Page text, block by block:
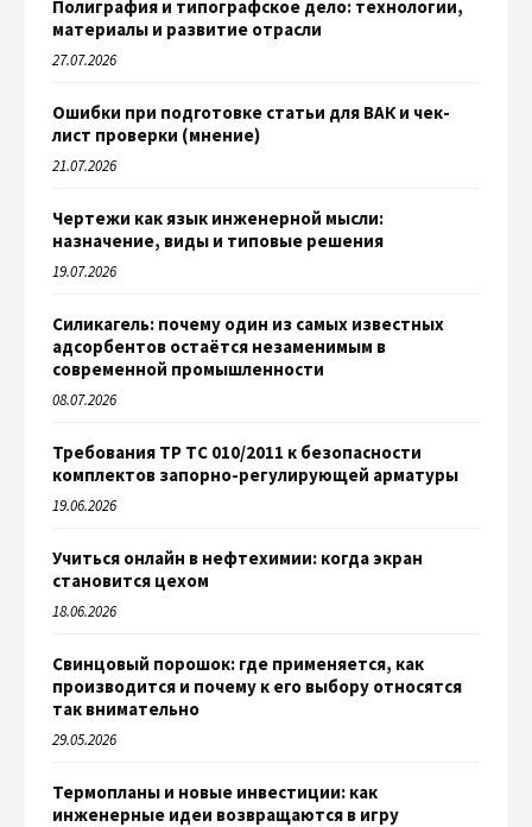
Полиграфия и типографское дело: технологии,
материалы и развитие отрасли
27.07.2026
Ошибки при подготовке статьи для ВАК и чек-
лист проверки (мнение)
21.07.2026
Чертежи как язык инженерной мысли:
назначение, виды и типовые решения
19.07.2026
Силикагель: почему один из самых известных
адсорбентов остаётся незаменимым в
современной промышленности
08.07.2026
Требования ТР ТС 010/2011 к безопасности
комплектов запорно-регулирующей арматуры
19.06.2026
Учиться онлайн в нефтехимии: когда экран
становится цехом
18.06.2026
Свинцовый порошок: где применяется, как
производится и почему к его выбору относятся
так внимательно
29.05.2026
Термопланы и новые инвестиции: как
инженерные идеи возвращаются в игру